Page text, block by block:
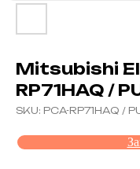
Mitsubishi
RP71HAQ /
SKU: PCA-RP71HAQ /